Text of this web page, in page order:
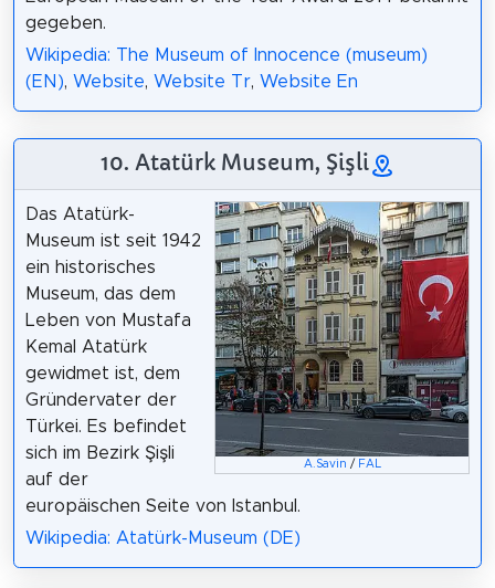
gegeben.
Wikipedia: The Museum of Innocence (museum)
(EN), Website, Website Tr, Website En
10. Atatürk Museum, Şişli
A.Savin / FAL
Das Atatürk-
Museum ist seit 1942
ein historisches
Museum, das dem
Leben von Mustafa
Kemal Atatürk
gewidmet ist, dem
Gründervater der
Türkei. Es befindet
sich im Bezirk Şişli
auf der
europäischen Seite von Istanbul.
Wikipedia: Atatürk-Museum (DE)